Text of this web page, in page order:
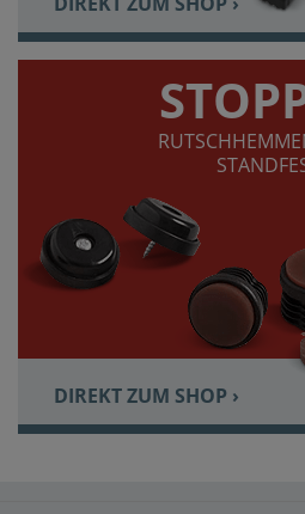
DIREKT ZUM SHOP ›